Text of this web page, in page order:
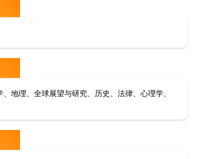
地理、全球展望与研究、历史、法律、心理学、